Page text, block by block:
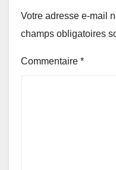
Votre adresse e-mail
champs obligatoires
Commentaire *